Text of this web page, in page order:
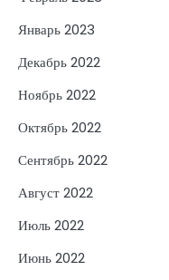
Январь 2023
Декабрь 2022
Ноябрь 2022
Октябрь 2022
Сентябрь 2022
Август 2022
Июль 2022
Июнь 2022